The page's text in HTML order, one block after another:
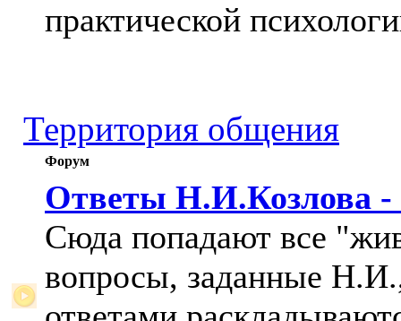
практической
Территория общения
Форум
Ответы Н.И.Козлова -
Сюда попадают все
вопросы, заданные